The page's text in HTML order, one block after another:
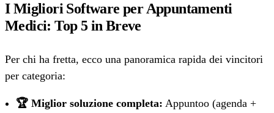
I Migliori Software per Appuntamenti
Medici: Top 5 in Breve
Per chi ha fretta, ecco una panoramica rapida dei vincitori
per categoria:
🏆 Miglior soluzione completa: Appuntoo (agenda +